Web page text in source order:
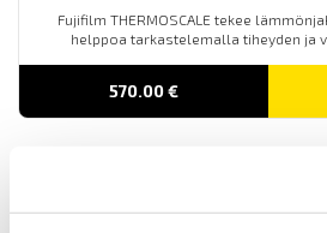
Fujifilm THERMOSCALE tekee
helppoa tarkastelemalla tiheyden ja
570.00€